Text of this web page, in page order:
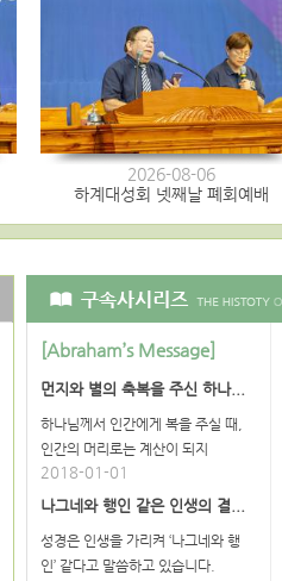
2026-08-06
하계대성회 넷째날 폐회예배
[Abraham’s Message]
먼지와 별의 축복을 주신 하나...
하나님께서 인간에게 복을 주실 때,
인간의 머리로는 계산이 되지
2018-01-01
나그네와 행인 같은 인생의 결...
성경은 인생을 가리켜 ‘나그네와 행
인’ 같다고 말씀하고 있습니다.